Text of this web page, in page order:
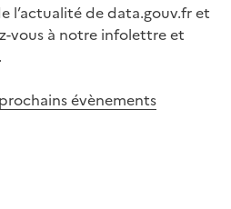
l’actualité de data.gouv.fr et
vous à notre infolettre et
évènements